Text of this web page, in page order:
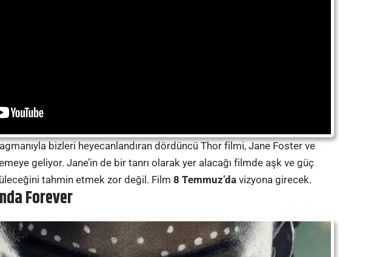
bizleri heyecanlandıran dördüncü Thor filmi, Jane Foster ve
geliyor. Jane’in de bir tanrı olarak yer alacağı filmde aşk ve güç
tahmin etmek zor değil. Film8 Temmuz’da vizyona girecek.
Forever